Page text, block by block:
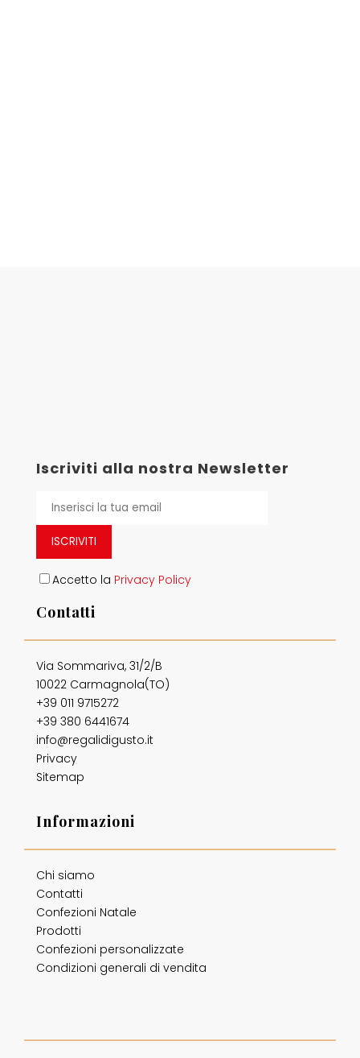
Iscriviti alla nostra Newsletter
ISCRIVITI
Accetto la Privacy Policy
Contatti
Via Sommariva, 31/2/B
10022 Carmagnola(TO)
+39 011 9715272
+39 380 6441674
info@regalidigusto.it
Privacy
Sitemap
Informazioni
Chi siamo
Contatti
Confezioni Natale
Prodotti
Confezioni personalizzate
Condizioni generali di vendita